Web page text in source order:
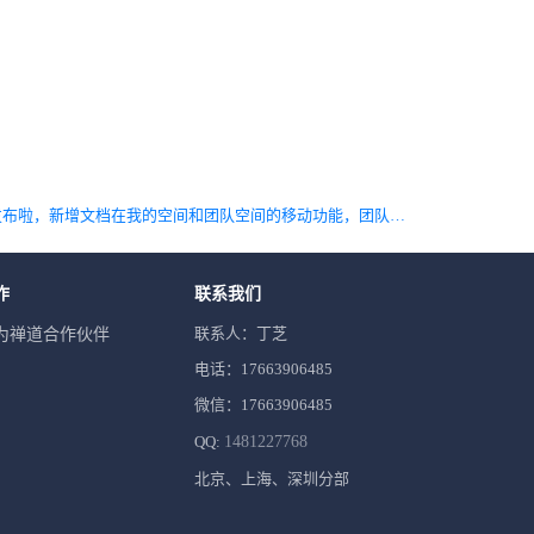
下一篇 禅道20.5发布啦，新增文档在我的空间和团队空间的移动功能，团队空间新增空间层级
禅道合作伙伴
联系我们
联系人：丁芝
电话：17663906485
微信：17663906485
QQ: 1481227768
北京、上海、深圳分部